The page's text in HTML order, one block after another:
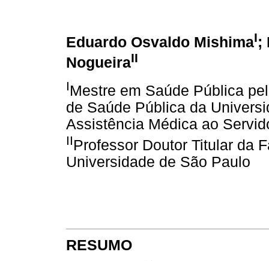
Eduardo Osvaldo MishimaI;
NogueiraII
IMestre em Saúde Pública
de Saúde Pública da
Assistência Médica ao
IIProfessor Doutor Titular da
Universidade de São Paulo
RESUMO